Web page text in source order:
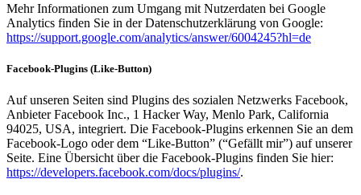
Mehr Informationen zum Umgang mit Nutzerdaten bei Google
Analytics finden Sie in der Datenschutzerklärung von Google:
https://support.google.com/analytics/answer/6004245?hl=de
Facebook-Plugins (Like-Button)
Auf unseren Seiten sind Plugins des sozialen Netzwerks Facebook,
Anbieter Facebook Inc., 1 Hacker Way, Menlo Park, California
94025, USA, integriert. Die Facebook-Plugins erkennen Sie an dem
Facebook-Logo oder dem “Like-Button” (“Gefällt mir”) auf unserer
Seite. Eine Übersicht über die Facebook-Plugins finden Sie hier:
https://developers.facebook.com/docs/plugins/.